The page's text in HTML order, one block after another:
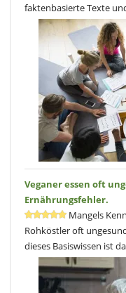
faktenbasierte Texte
Veganer essen oft
Ernährungsfehler.
Mangels
Rohköstler oft
dieses Basiswissen ist